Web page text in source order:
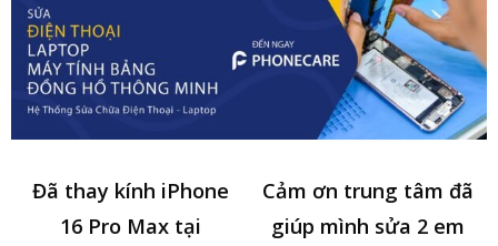
Đã thay kính iPhone
16 Pro Max tại
Cảm ơn trung tâm đã
giúp mình sửa 2 em